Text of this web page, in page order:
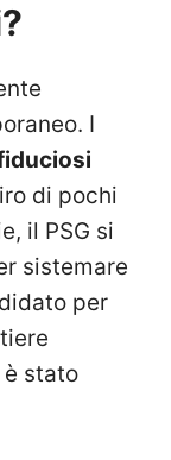
I
di pochi
il PSG si
sistemare
per
è stato